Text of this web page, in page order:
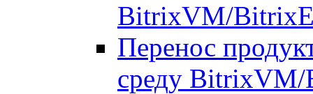
BitrixVM/
Перенос
среду